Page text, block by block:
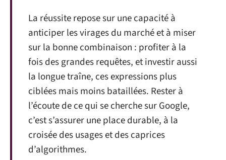
La réussite repose sur une capacité à
anticiper les virages du marché et à miser
sur la bonne combinaison : profiter à la
fois des grandes requêtes, et investir aussi
la longue traîne, ces expressions plus
ciblées mais moins bataillées. Rester à
l’écoute de ce qui se cherche sur Google,
c’est s’assurer une place durable, à la
croisée des usages et des caprices
d’algorithmes.